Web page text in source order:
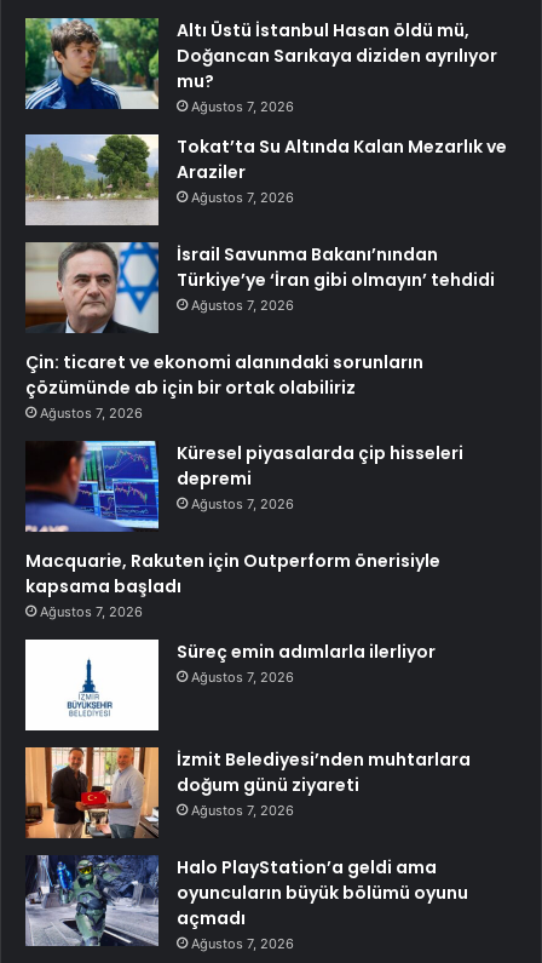
Altı Üstü İstanbul Hasan öldü mü,
Doğancan Sarıkaya diziden ayrılıyor
mu?
Ağustos 7, 2026
Tokat’ta Su Altında Kalan Mezarlık ve
Araziler
Ağustos 7, 2026
İsrail Savunma Bakanı’nından
Türkiye’ye ‘İran gibi olmayın’ tehdidi
Ağustos 7, 2026
Çin: ticaret ve ekonomi alanındaki sorunların
çözümünde ab için bir ortak olabiliriz
Ağustos 7, 2026
Küresel piyasalarda çip hisseleri
depremi
Ağustos 7, 2026
Macquarie, Rakuten için Outperform önerisiyle
kapsama başladı
Ağustos 7, 2026
Süreç emin adımlarla ilerliyor
Ağustos 7, 2026
İzmit Belediyesi’nden muhtarlara
doğum günü ziyareti
Ağustos 7, 2026
Halo PlayStation’a geldi ama
oyuncuların büyük bölümü oyunu
açmadı
Ağustos 7, 2026